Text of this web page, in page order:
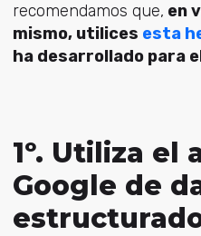
recomendamos que, en
mismo, utilices esta
ha desarrollado para
1º. Utiliza el
Google de